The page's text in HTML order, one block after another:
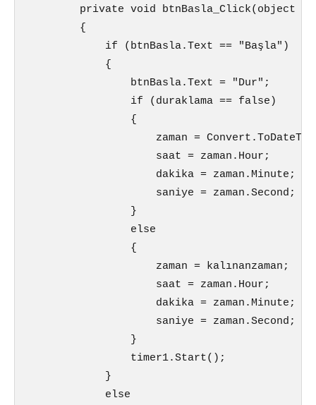
private void btnBasla_Click(object
        {
            if (btnBasla.Text == "Başla")
            {
                btnBasla.Text = "Dur";
                if (duraklama == false)
                {
zaman =
                    saat = zaman.Hour;
                    dakika = zaman.Minute;
                    saniye = zaman.Second;
                }
                else
                {
                    zaman = kalınanzaman;
                    saat = zaman.Hour;
                    dakika = zaman.Minute;
                    saniye = zaman.Second;
                }
                timer1.Start();
            }
            else